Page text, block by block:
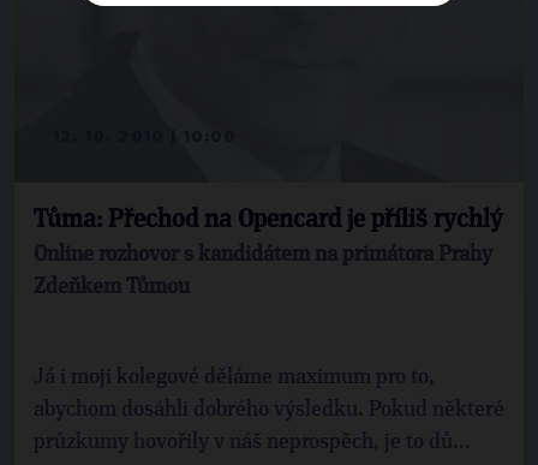
Tůma: Přechod na Opencard je příliš rychlý
Online rozhovor s kandidátem na primátora Prahy
Zdeňkem Tůmou
Já i moji kolegové děláme maximum pro to,
abychom dosáhli dobrého výsledku. Pokud některé
průzkumy hovořily v náš neprospěch, je to dů...